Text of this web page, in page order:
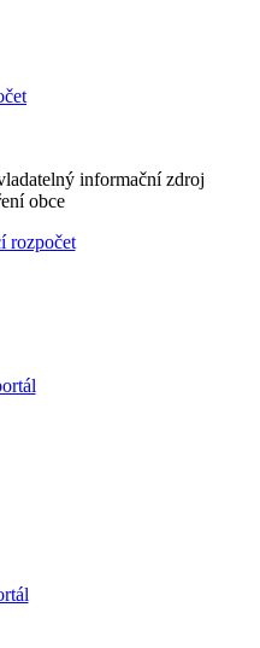
informační zdroj
obce
rozpočet